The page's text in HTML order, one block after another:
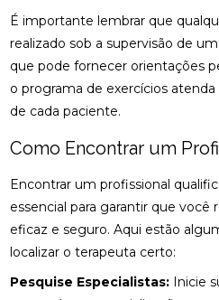
É importante lembrar que
realizado sob a supervisão de
que pode fornecer orientações
o programa de exercícios
de cada paciente.
Como Encontrar um
Encontrar um profissional
essencial para garantir que
eficaz e seguro. Aqui estão
localizar o terapeuta certo:
Pesquise Especialistas: Inicie
CONSULTA COM
DESCUBRA A ACUPUNTURA RJ: BENEFÍCIOS E
PRÁTICAS
DESCUBRA COMO A PALMILHA PARA FASCITE
PLANTAR PODE ALIVIAR
FISIOTERAPIA PODEM
TRANSFORMAR SUA SAÚDE
COMO ESCOLHER A IDEAL